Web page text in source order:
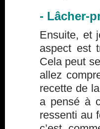
- Lâcher-
Ensuite, et
aspect est
Cela peut
allez
recette de
a pensé à
ressenti au